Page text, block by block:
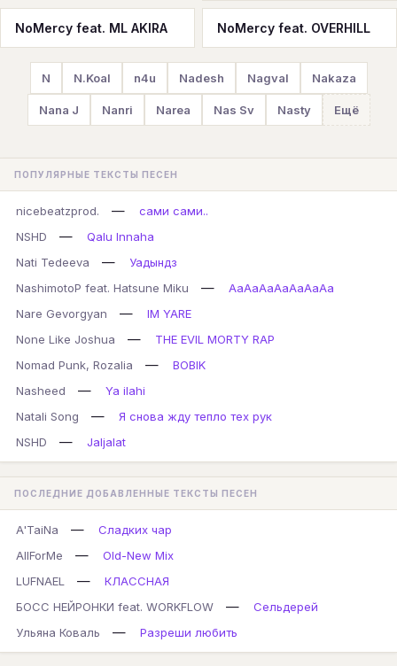
NoMercy feat. ML AKIRA NoMercy feat. OVERHILL
N N.Koal n4u Nadesh Nagval Nakaza
Nana J Nanri Narea Nas Sv Nasty Ещё
ПОПУЛЯРНЫЕ ТЕКСТЫ ПЕСЕН
nicebeatzprod. —
сами сами..
NSHD
—
Qalu Innaha
Nati Tedeeva
—
Уадындз
NashimotoP feat. Hatsune Miku
—
AaAaAaAaAaAaAa
Nare Gevorgyan
—
IM YARE
None Like Joshua
—
THE EVIL MORTY RAP
Nomad Punk, Rozalia
—
BOBIK
Nasheed
—
Ya ilahi
Natali Song
—
Я снова жду тепло тех рук
NSHD
— Jaljalat
ПОСЛЕДНИЕ ДОБАВЛЕННЫЕ ТЕКСТЫ ПЕСЕН
A'TaiNa —
Сладких чар
AllForMe
—
Old-New Mix
LUFNAEL
—
КЛАССНАЯ
БОСС НЕЙРОНКИ feat. WORKFLOW
—
Сельдерей
Ульяна Коваль
— Разреши любить